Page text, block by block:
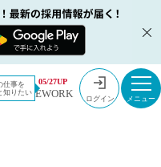
仕事を
知りたい
05/27UP
EWORK ログイン
報